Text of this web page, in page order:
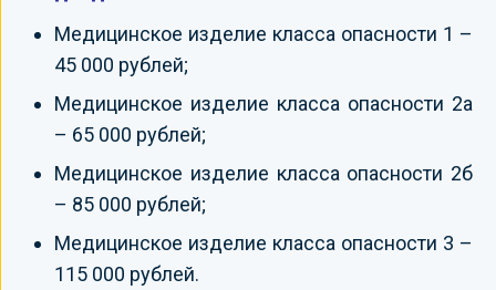
Медицинское изделие класса опасности 1 –
45 000 рублей;
Медицинское изделие класса опасности 2а
– 65 000 рублей;
Медицинское изделие класса опасности 2б
– 85 000 рублей;
Медицинское изделие класса опасности 3 –
115 000 рублей.